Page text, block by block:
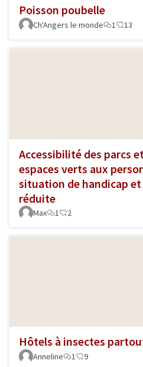
Poisson poubelle
Ch'Angers le monde
1 13
Accessibilité des parcs
espaces verts aux
situation de handicap
réduite
Max 1 2
Hôtels à insectes
Anneline
1 9